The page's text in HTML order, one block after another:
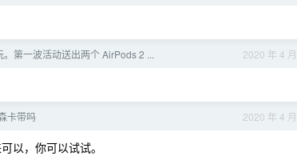
2020 年 4
第一波活动送出两个 AirPods 2 ...
2020 年 4
卡带吗
以，你可以试试。